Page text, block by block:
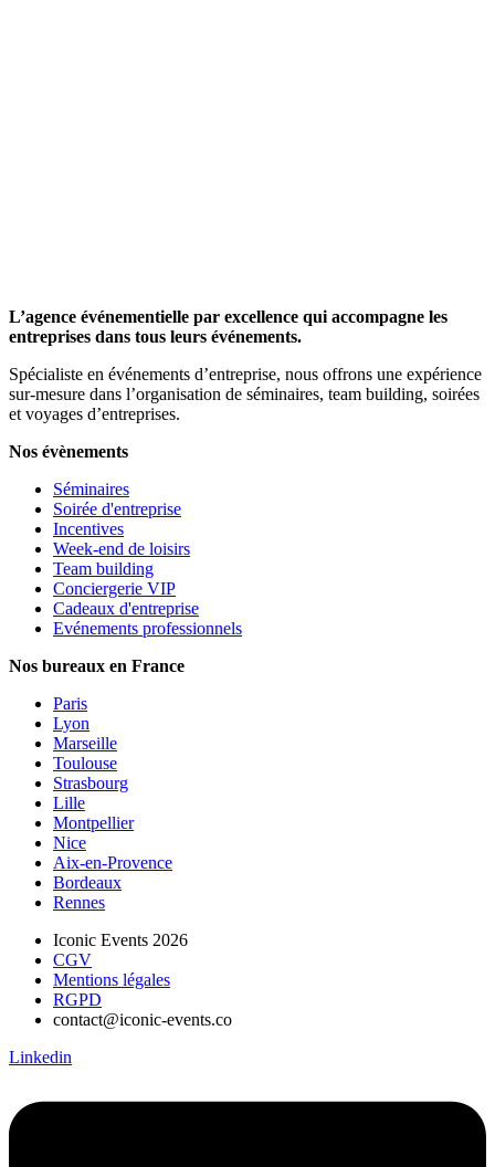
L’agence événementielle par excellence qui accompagne les
entreprises dans tous leurs événements.
Spécialiste en événements d’entreprise, nous offrons une expérience
sur-mesure dans l’organisation de séminaires, team building, soirées
et voyages d’entreprises.
Nos évènements
Séminaires
Soirée d'entreprise
Incentives
Week-end de loisirs
Team building
Conciergerie VIP
Cadeaux d'entreprise
Evénements professionnels
Nos bureaux en France
Paris
Lyon
Marseille
Toulouse
Strasbourg
Lille
Montpellier
Nice
Aix-en-Provence
Bordeaux
Rennes
Iconic Events 2026
CGV
Mentions légales
RGPD
contact@iconic-events.co
Linkedin